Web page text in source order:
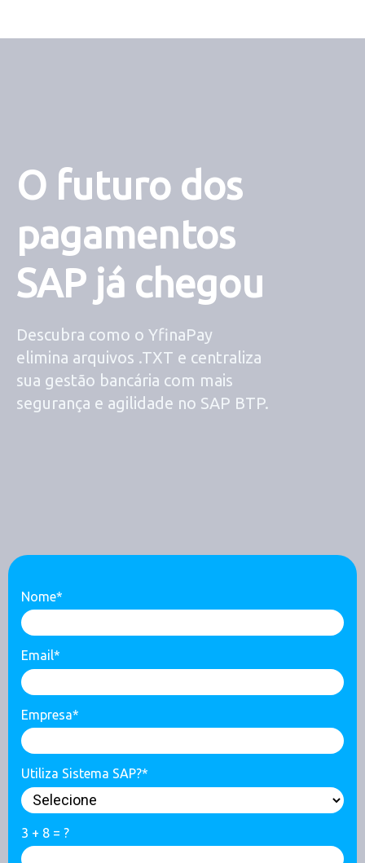
O futuro dos
pagamentos
SAP já chegou
Descubra como o YfinaPay
elimina arquivos .TXT e centraliza
sua gestão bancária com mais
segurança e agilidade no SAP BTP.
Nome*
Email*
Empresa*
Utiliza Sistema SAP?*
3 + 8 = ?